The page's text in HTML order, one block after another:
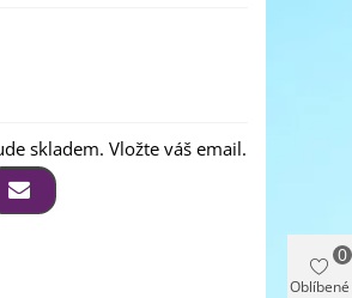
skladem. Vložte váš email.
Oblíbené
0